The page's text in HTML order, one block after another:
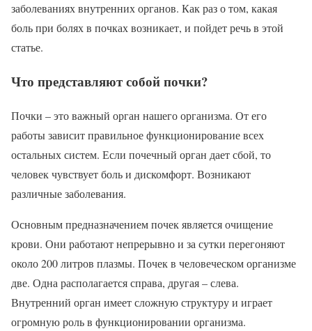
заболеваниях внутренних органов. Как раз о том, какая
боль при болях в почках возникает, и пойдет речь в этой
статье.
Что представляют собой почки?
Почки – это важный орган нашего организма. От его
работы зависит правильное функционирование всех
остальных систем. Если почечный орган дает сбой, то
человек чувствует боль и дискомфорт. Возникают
различные заболевания.
Основным предназначением почек является очищение
крови. Они работают непрерывно и за сутки перегоняют
около 200 литров плазмы. Почек в человеческом организме
две. Одна располагается справа, другая – слева.
Внутренний орган имеет сложную структуру и играет
огромную роль в функционировании организма.